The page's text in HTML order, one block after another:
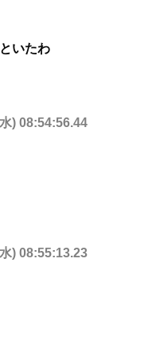
いたわ
) 08:54:56.44
) 08:55:13.23